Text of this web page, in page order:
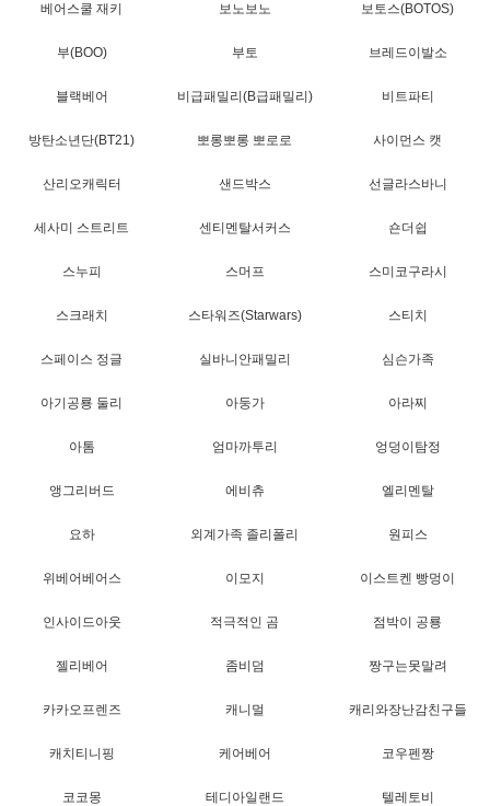
베어스쿨 재키 보노보노 보토스(BOTOS)
부(BOO) 부토 브레드이발소
블랙베어 비급패밀리(B급패밀리) 비트파티
방탄소년단(BT21) 뽀롱뽀롱 뽀로로 사이먼스 캣
산리오캐릭터 샌드박스 선글라스바니
세사미 스트리트 센티멘탈서커스 숀더쉽
스누피 스머프 스미코구라시
스크래치 스타워즈(Starwars) 스티치
스페이스 정글 실바니안패밀리 심슨가족
아기공룡 둘리 아둥가 아라찌
아톰 엄마까투리 엉덩이탐정
앵그리버드 에비츄 엘리멘탈
요하 외계가족 졸리폴리 원피스
위베어베어스 이모지 이스트켄 빵멍이
인사이드아웃 적극적인 곰 점박이 공룡
젤리베어 좀비덤 짱구는못말려
카카오프렌즈 캐니멀 캐리와장난감친구들
캐치티니핑 케어베어 코우펜짱
코코몽 테디아일랜드 텔레토비